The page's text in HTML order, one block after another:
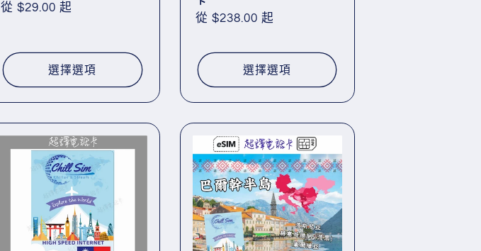
定
從 $29.00 起
選擇選項
定
從 $238.00 起
選擇選項